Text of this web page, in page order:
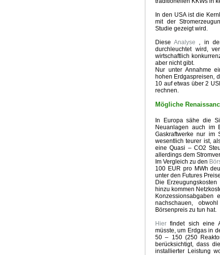
In den USA ist die
mit der
Studie gezeigt wird.
DieseAnalyse , in
durchleuchtet wird,
wirtschaftlich
aber nicht gibt.
Nur unter Annahme
hohen Erdgaspreisen,
10 auf etwas über 2
rechnen.
Mögliche
In Europa sähe die
Neuanlagen auch im
Gaskraftwerke nur im
wesentlich teurer ist,
eine Quasi – CO2
allerdings dem
Im Vergleich zu den
100 EUR pro MWh
unter den Futures
Die
hinzu kommen
nachschauen,
Börsenpreis zu tun hat.
Hierfindet sich eine
müsste, um Erdgas in
50 – 150 (250
berücksichtigt, dass
installierter Leistung